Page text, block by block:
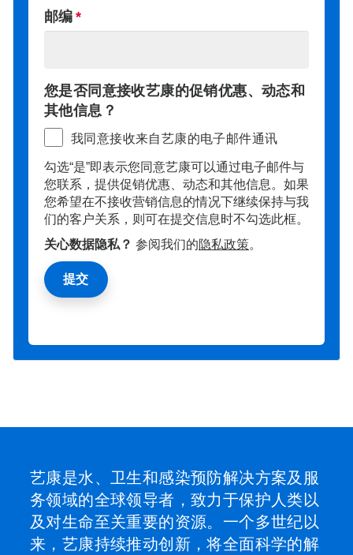
邮编
您是否同意接收艺康的促销优惠、动态和
其他信息？
我同意接收来自艺康的电子邮件通讯
勾选“是”即表示您同意艺康可以通过电子邮件与
您联系，提供促销优惠、动态和其他信息。如果
您希望在不接收营销信息的情况下继续保持与我
们的客户关系，则可在提交信息时不勾选此框。
关心数据隐私？ 参阅我们的隐私政策。
艺康是水、卫生和感染预防解决方案及服
务领域的全球领导者，致力于保护人类以
及对生命至关重要的资源。一个多世纪以
来，艺康持续推动创新，将全面科学的解